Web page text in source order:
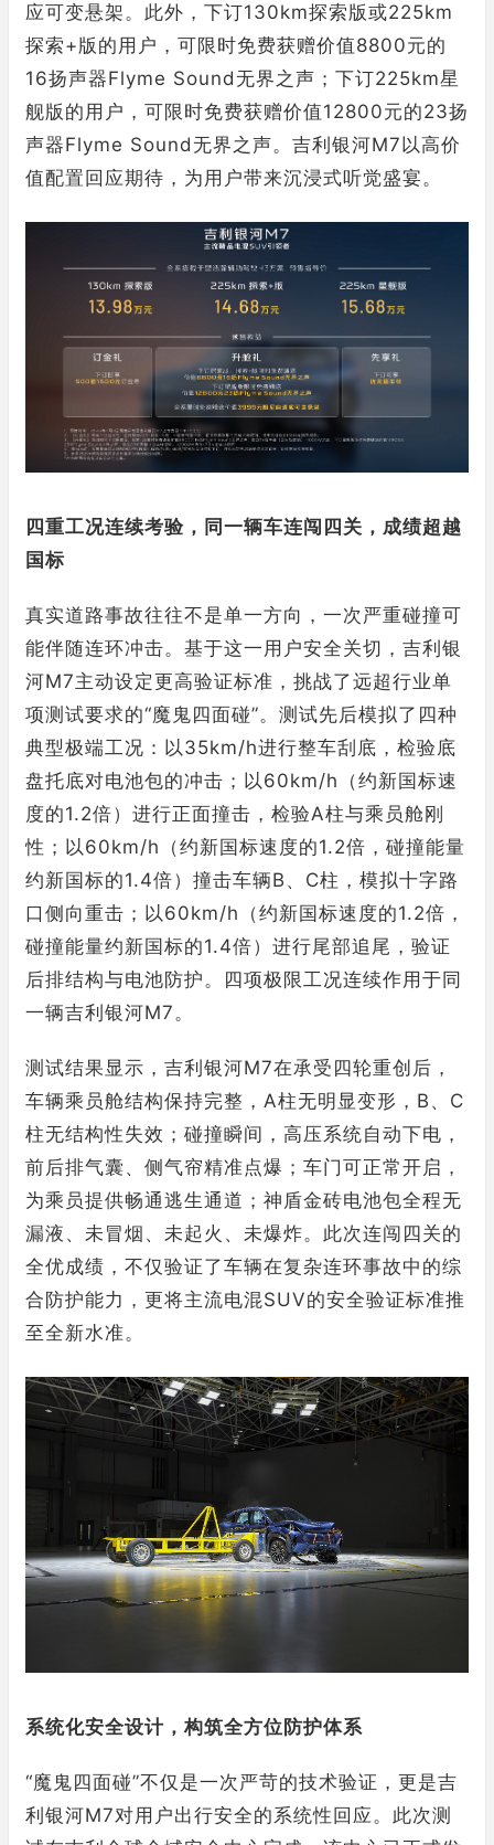
应可变悬架。此外，下订130km探索版或225km
探索+版的用户，可限时免费获赠价值8800元的
16扬声器Flyme Sound无界之声；下订225km星
舰版的用户，可限时免费获赠价值12800元的23扬
声器Flyme Sound无界之声。吉利银河M7以高价
值配置回应期待，为用户带来沉浸式听觉盛宴。
四重工况连续考验 ，同一辆车连闯四关，成绩超越
国标
真实道路事故往往不是单一方向，一次严重碰撞可
能伴随连环冲击。基于这一用户安全关切，吉利银
河M7主动设定更高验证标准，挑战了远超行业单
项测试要求的“魔鬼四面碰”。测试先后模拟了四种
典型极端工况：以35km/h进行整车刮底，检验底
盘托底对电池包的冲击；以60km/h（约新国标速
度的1.2倍）进行正面撞击，检验A柱与乘员舱刚
性；以60km/h（约新国标速度的1.2倍，碰撞能量
约新国标的1.4倍）撞击车辆B、C柱，模拟十字路
口侧向重击；以60km/h（约新国标速度的1.2倍，
碰撞能量约新国标的1.4倍）进行尾部追尾，验证
后排结构与电池防护。四项极限工况连续作用于同
一辆吉利银河M7。
测试结果显示，吉利银河M7在承受四轮重创后，
车辆乘员舱结构保持完整，A柱无明显变形，B、C
柱无结构性失效；碰撞瞬间，高压系统自动下电，
前后排气囊、侧气帘精准点爆；车门可正常开启，
为乘员提供畅通逃生通道；神盾金砖电池包全程无
漏液、未冒烟、未起火、未爆炸。此次连闯四关的
全优成绩，不仅验证了车辆在复杂连环事故中的综
合防护能力，更将主流电混SUV的安全验证标准推
至全新水准。
系统化安全设计，构筑全方位防护体系
“魔鬼四面碰”不仅是一次严苛的技术验证，更是吉
利银河M7对用户出行安全的系统性回应。此次测